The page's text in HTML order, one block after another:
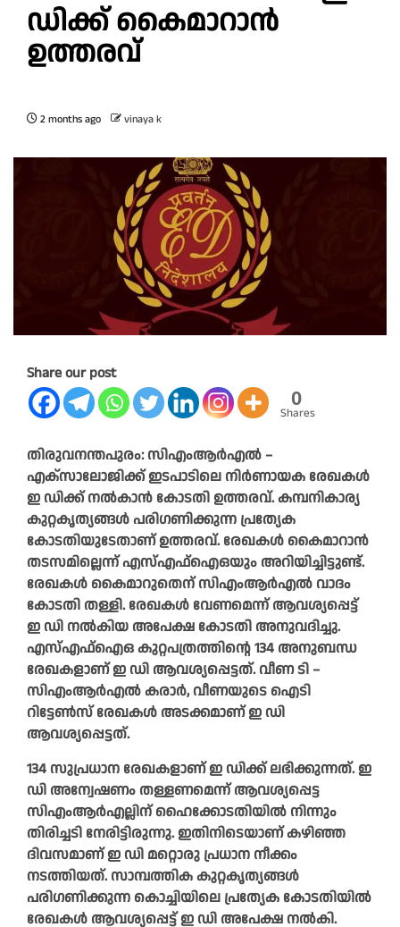
ഡിക്ക് കൈമാറാന്‍
ഉത്തരവ്
2 months ago vinaya k
Share our post
0
Shares
തിരുവനന്തപുരം: സിഎംആര്‍എല്‍ –
എക്‌സാലോജിക്ക് ഇടപാടിലെ നിര്‍ണായക രേഖകള്‍
ഇ ഡിക്ക് നല്‍കാന്‍ കോടതി ഉത്തരവ്. കമ്പനികാര്യ
കുറ്റകൃത്യങ്ങള്‍ പരിഗണിക്കുന്ന പ്രത്യേക
കോടതിയുടേതാണ് ഉത്തരവ്. രേഖകള്‍ കൈമാറാന്‍
തടസമില്ലെന്ന് എസ്എഫ്‌ഐഒയും അറിയിച്ചിട്ടുണ്ട്.
രേഖകള്‍ കൈമാറുതെന് സിഎംആര്‍എല്‍ വാദം
കോടതി തള്ളി. രേഖകള്‍ വേണമെന്ന് ആവശ്യപ്പെട്ട്
ഇ ഡി നല്‍കിയ അപേക്ഷ കോടതി അനുവദിച്ചു.
എസ്എഫ്‌ഐഒ കുറ്റപത്രത്തിന്റെ 134 അനുബന്ധ
രേഖകളാണ് ഇ ഡി ആവശ്യപ്പെട്ടത്. വീണ ടി –
സിഎംആര്‍എല്‍ കരാര്‍, വീണയുടെ ഐടി
റിട്ടേണ്‍സ് രേഖകള്‍ അടക്കമാണ് ഇ ഡി
ആവശ്യപ്പെട്ടത്.
134 സുപ്രധാന രേഖകളാണ് ഇ ഡിക്ക് ലഭിക്കുന്നത്. ഇ
ഡി അന്വേഷണം തള്ളണമെന്ന് ആവശ്യപ്പെട്ട
സിഎംആര്‍എല്ലിന് ഹൈക്കോടതിയിൽ നിന്നും
തിരിച്ചടി നേരിട്ടിരുന്നു. ഇതിനിടെയാണ് കഴിഞ്ഞ
ദിവസമാണ് ഇ ഡി മറ്റൊരു പ്രധാന നീക്കം
നടത്തിയത്. സാമ്പത്തിക കുറ്റകൃത്യങ്ങള്‍
പരിഗണിക്കുന്ന കൊച്ചിയിലെ പ്രത്യേക കോടതിയില്‍
രേഖകള്‍ ആവശ്യപ്പെട്ട് ഇ ഡി അപേക്ഷ നല്‍കി.